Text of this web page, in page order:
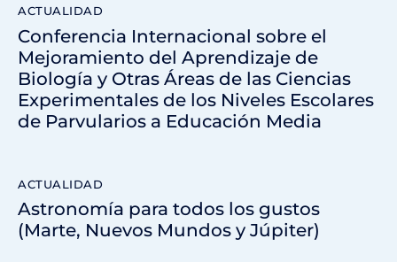
ACTUALIDAD
Conferencia Internacional sobre el
Mejoramiento del Aprendizaje de
Biología y Otras Áreas de las Ciencias
Experimentales de los Niveles Escolares
de Parvularios a Educación Media
ACTUALIDAD
Astronomía para todos los gustos
(Marte, Nuevos Mundos y Júpiter)